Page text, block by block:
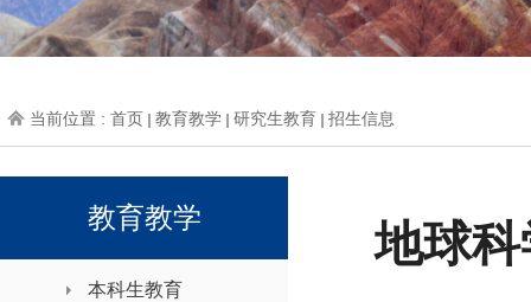
师资力量
学院院刊
党政联席会议纪要
人力资源会议纪要
办事指南
年度考核
职称晋升
下载专区
科研
地科
当前位置 : 首页 教育教学 研究生教育 招生信息
教育教学
本科生教育
地球